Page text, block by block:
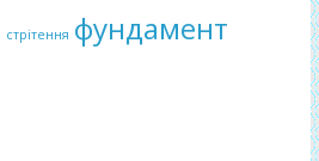
стрітення фундамент